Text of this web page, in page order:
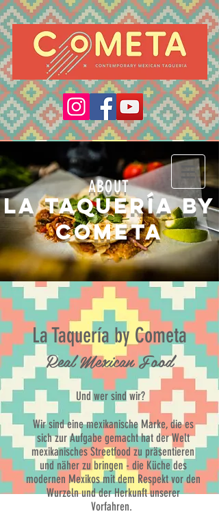
La Taquería by
COMETA
ABOUT
La Taquería by Cometa
Real Mexican Food
Und wer sind wir?
Wir sind eine mexikanische Marke, die es
sich zur Aufgabe gemacht hat der Welt
mexikanisches Streetfood zu präsentieren
und näher zu bringen - die Küche des
modernen Mexikos mit dem Respekt vor den
Wurzeln und der Herkunft unserer
Vorfahren.